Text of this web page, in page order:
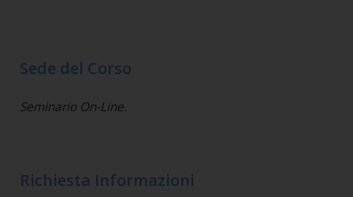
Sede del Corso
Seminario On-Line.
Richiesta Informazioni